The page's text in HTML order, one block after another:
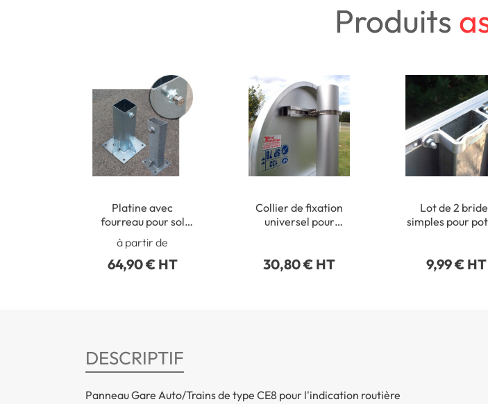
Produits
Platine avec
fourreau pour sol
à partir de
64,90 € HT
Collier de fixation
universel pour
30,80 € HT
Lot de 2
simples pour
9,99 € HT
DESCRIPTIF
Panneau Gare Auto/Trains de type CE8 pour l'indication routière